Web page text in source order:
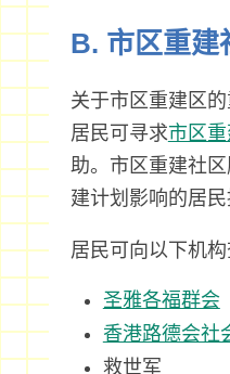
B. 市区重建
关于市区重建区
居民可寻求市区
助。市区重建社
建计划影响的居民
居民可向以下机构
圣雅各福群会
香港路德会社
救世军